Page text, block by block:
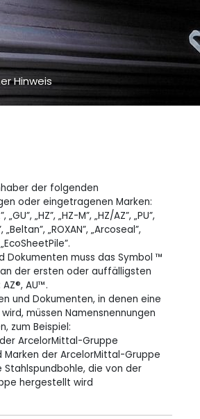
Hinweis
der folgenden
oder eingetragenen Marken:
„GU”, „HZ”, „HZ-M”, „HZ/AZ”, „PU”,
„Beltan”, „ROXAN”, „Arcoseal”,
„EcoSheetPile”.
Dokumenten muss das Symbol ™
der ersten oder auffälligsten
AU™.
und Dokumenten, in denen eine
müssen Namensnennungen
zum Beispiel:
ArcelorMittal-Gruppe
Marken der ArcelorMittal-Gruppe
Stahlspundbohle, die von der
hergestellt wird